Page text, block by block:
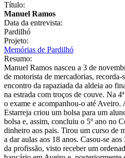
Título:
Manuel Ramos
Data da entrevista:
Pardilhó
Projeto:
Memórias de Pardilhó
Resumo:
Manuel Ramos nasceu a 3 de
de motorista de mercadorias, recorda-
encontro da rapaziada da aldeia ao
na estrada com troços de couve. Na
o exame e acompanhou-o até Aveiro.
Estarreja criou um bolsa para um
bolsa e, assim, concluiu o 5º ano no
dinheiro aos pais. Tirou um curso de
a dar aulas aos 18 anos. Casou-se
da profissão, visto receber um